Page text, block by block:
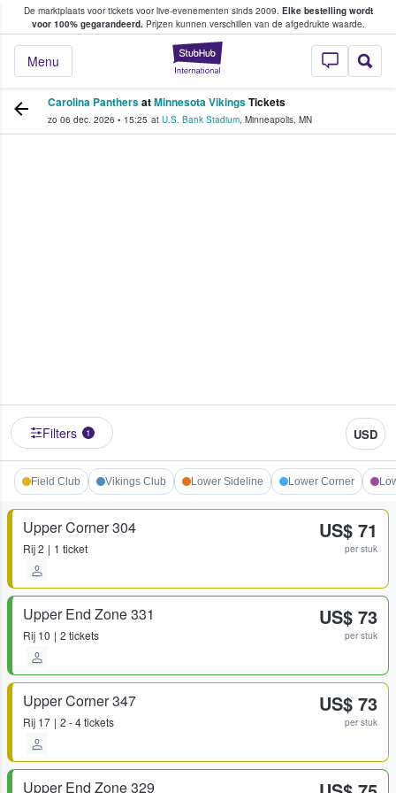
De marktplaats voor tickets voor live-evenementen sinds 2009. Elke bestelling wordt
voor 100% gegarandeerd.Prijzen kunnen verschillen van de afgedrukte waarde.
StubHub: waar
Menu
tickets kopen en verkopen
Carolina PanthersatMinnesota VikingsTickets
zo 06 dec. 2026 • 15:25 at U.S. Bank Stadium, Minneapolis, MN
Filters 1 USD
Field Club Vikings Club Lower Sideline Lower Corner
Upper Corner 304
Rij2 1 ticket
US$ 71
per stuk
Upper End Zone 331
Rij 10 2 tickets
US$ 73
per stuk
Upper Corner 347
Rij 17 2 - 4 tickets
US$ 73
per stuk
Upper End Zone 329